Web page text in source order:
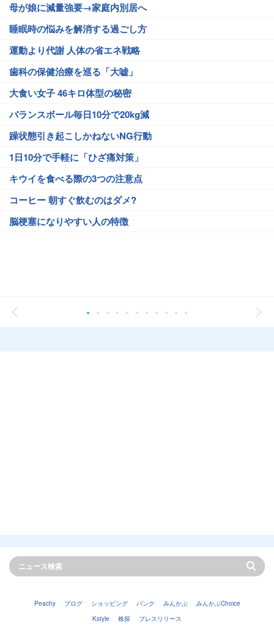
母が娘に減量強要→家庭内別居へ
睡眠時の悩みを解消する過ごし方
運動より代謝 人体の省エネ戦略
歯科の保健治療を巡る「大嘘」
大食い女子 46キロ体型の秘密
バランスボール毎日10分で20kg減
躁状態引き起こしかねないNG行動
1日10分で手軽に「ひざ痛対策」
キウイを食べる際の3つの注意点
コーヒー 朝すぐ飲むのはダメ?
脳梗塞になりやすい人の特徴
Peachy ブログ ショッピング バンク みんかぶ
みんかぶChoice
Kstyle
株探 プレスリリース